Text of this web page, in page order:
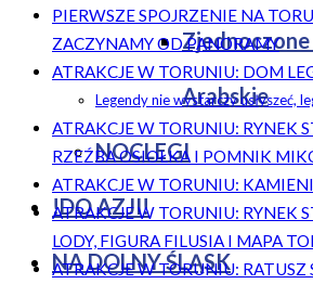
Arabskie
NOCLEGI
!DO AZJI!
NA DOLNY ŚLĄSK
PIERWSZE SPOJRZENIE NA
ZACZYNAMY OD PANORAMY
ATRAKCJE W TORUNIU: DOM
Legendy nie wystarczy usłyszeć,
ATRAKCJE W TORUNIU: RYNEK
RZEŹBA OSIOŁKA I POMNIK
ATRAKCJE W TORUNIU:
ATRAKCJE W TORUNIU: RYNEK
LODY, FIGURA FILUSIA I MAPA
ATRAKCJE W TORUNIU: RATUSZ